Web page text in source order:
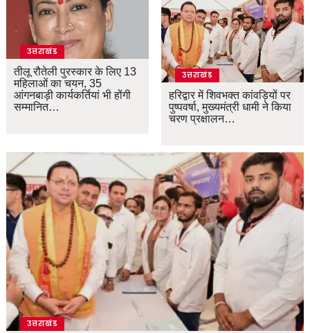
उत्तराखंड
तीलू रौतेली पुरस्कार के लिए 13
महिलाओं का चयन, 35
आंगनबाड़ी कार्यकर्तियां भी होंगी
सम्मानित…
उत्तराखंड
हरिद्वार में शिवभक्त कांवड़ियों पर
पुष्पवर्षा, मुख्यमंत्री धामी ने किया
चरण प्रक्षालन…
उत्तराखंड